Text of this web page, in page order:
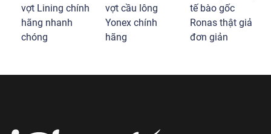
vợt Lining chính
hãng nhanh
chóng
vợt cầu lông
Yonex chính
hãng
tế bào gốc
Ronas thật giả
đơn giản